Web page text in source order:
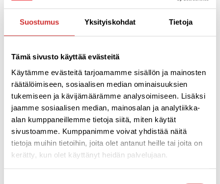
Suostumus Yksityiskohdat Tietoja
Tämä sivusto käyttää evästeitä
Käytämme evästeitä tarjoamamme sisällön ja mainosten
räätälöimiseen, sosiaalisen median ominaisuuksien
tukemiseen ja kävijämäärämme analysoimiseen. Lisäksi
jaamme sosiaalisen median, mainosalan ja analytiikka-
alan kumppaneillemme tietoja siitä, miten käytät
sivustoamme. Kumppanimme voivat yhdistää näitä
tietoja muihin tietoihin, joita olet antanut heille tai joita on
kerätty, kun olet käyttänyt heidän palvelujaan.
opettajaltaan. Sen jälkeen minä oivalsin jotain tästä
asiasta ja en ole murissut keleistä sen jälkeen. Eihän tälle
mitään voi. On pimeää niin on, mitä sitten? Kun paistaa,
valoja ja kynttilöitä ja pidän huolen siitä, että nukun
olla niin yksinkertaista? Moni muukin asia väsyttää.
Ajoissa vaan unille, niin kummasti harmauskin helpottaa
ja rutina vähenee.
Otetaan jokaisesta vuodenajasta irti se mitä se tarjoaa.
Elämä tarjoaa haasteita ja hienouksiaan. Ne ei ole
koskaan ollut keleistä kiinni, eihän? Ensi kerralla, kun
tuntuu, että keli meinaa viedä voiton heitä trikoot niskaan